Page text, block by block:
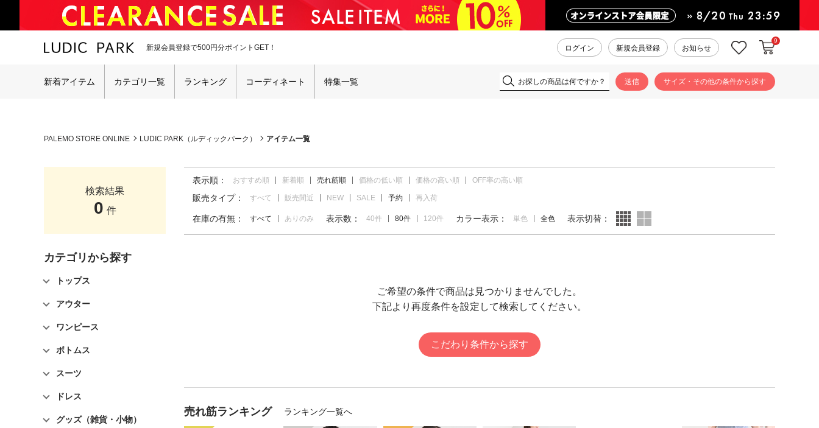
新規会員登録で500円分ポイントGET！ ログイン 新規会員登録 お知らせ お気に入りカートに入
9
新着アイテム カテゴリ一覧 ランキング コーディネート 特集一覧 サイズ・その他の条件から探す
PALEMO STORE ONLINE LUDIC PARK（ルディックパーク） アイテム一覧
検索結果
0 件
カテゴリから探す
トップス
アウター
ワンピース
ボトムス
スーツ
ドレス
グッズ（雑貨・小物）
表示順： おすすめ順 新着順 売れ筋順 価格の低い順 価格の高い順 OFF率の高い順
販売タイプ： すべて 販売間近 NEW SALE 予約 再入荷
在庫の有無： すべて ありのみ 表示数： 40件 80件 120件 カラー表示： 単色 全色 表示切替：
ご希望の条件で商品は見つかりませんでした。
下記より再度条件を設定して検索してください。
こだわり条件から探す
売れ筋ランキング ランキング一覧へ